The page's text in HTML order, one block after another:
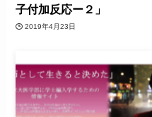
子付加反応ー２」
2019年4月23日